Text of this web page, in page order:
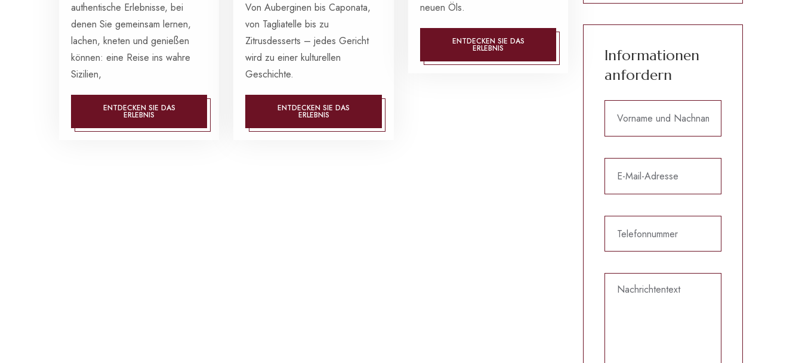
authentische Erlebnisse, bei
denen Sie gemeinsam lernen,
lachen, kneten und genießen
können: eine Reise ins wahre
Sizilien,
ENTDECKEN SIE DAS
ERLEBNIS
Von Auberginen bis Caponata,
von Tagliatelle bis zu
Zitrusdesserts – jedes Gericht
wird zu einer kulturellen
Geschichte.
ENTDECKEN SIE DAS
ERLEBNIS
neuen Öls.
ENTDECKEN SIE DAS
ERLEBNIS
Informationen
anfordern